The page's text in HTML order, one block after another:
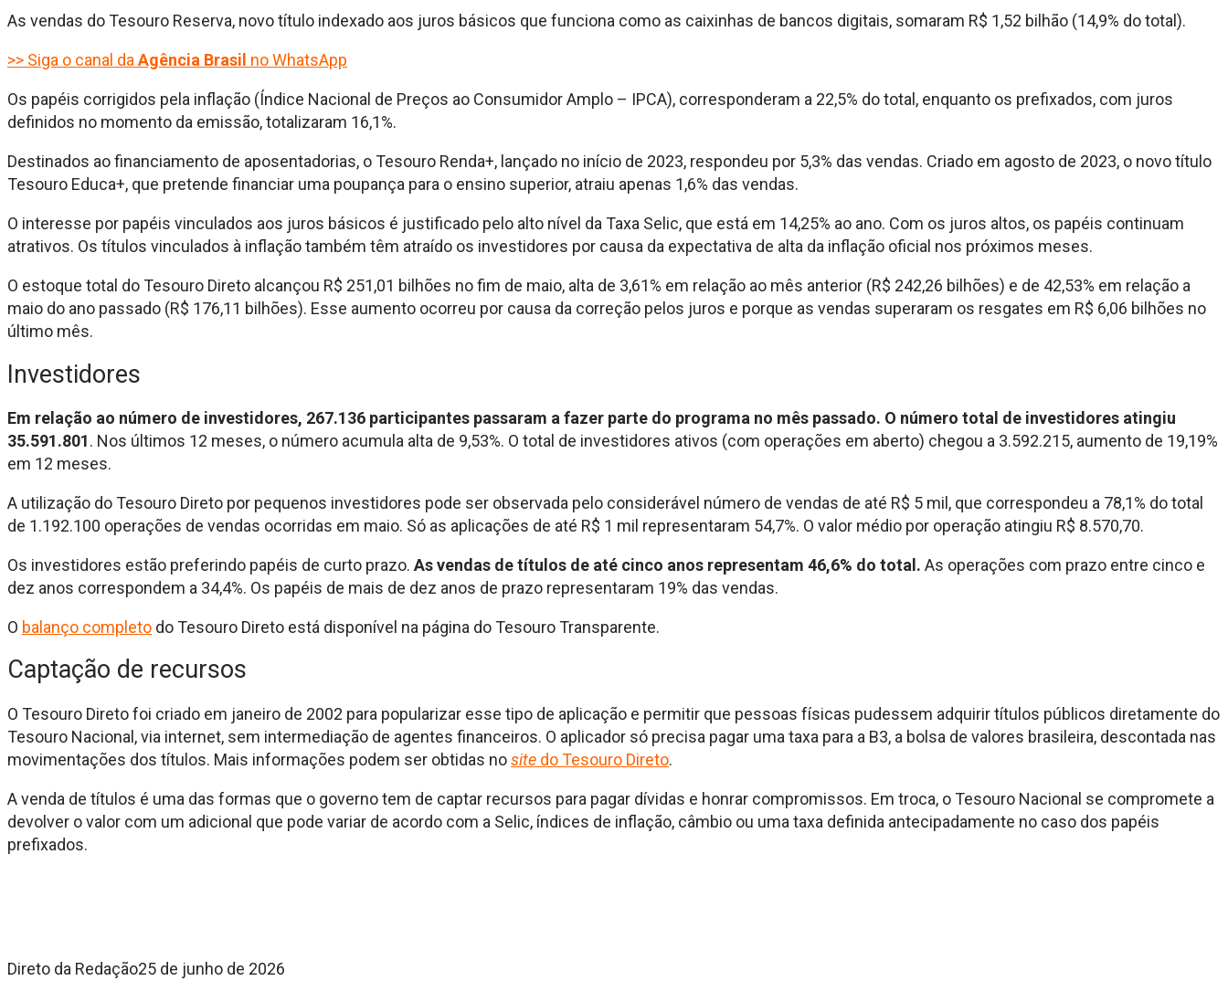
As vendas do Tesouro Reserva, novo título indexado aos juros básicos que funciona como as caixinhas de bancos digitais, somaram R$ 1,52 bilhão (14,9% do total).
>> Siga o canal da Agência Brasil no WhatsApp
Os papéis corrigidos pela inflação (Índice Nacional de Preços ao Consumidor Amplo – IPCA), corresponderam a 22,5% do total, enquanto os prefixados, com juros
definidos no momento da emissão, totalizaram 16,1%.
Destinados ao financiamento de aposentadorias, o Tesouro Renda+, lançado no início de 2023, respondeu por 5,3% das vendas. Criado em agosto de 2023, o novo título
Tesouro Educa+, que pretende financiar uma poupança para o ensino superior, atraiu apenas 1,6% das vendas.
O interesse por papéis vinculados aos juros básicos é justificado pelo alto nível da Taxa Selic, que está em 14,25% ao ano. Com os juros altos, os papéis continuam
atrativos. Os títulos vinculados à inflação também têm atraído os investidores por causa da expectativa de alta da inflação oficial nos próximos meses.
O estoque total do Tesouro Direto alcançou R$ 251,01 bilhões no fim de maio, alta de 3,61% em relação ao mês anterior (R$ 242,26 bilhões) e de 42,53% em relação a
maio do ano passado (R$ 176,11 bilhões). Esse aumento ocorreu por causa da correção pelos juros e porque as vendas superaram os resgates em R$ 6,06 bilhões no
último mês.
Investidores
Em relação ao número de investidores, 267.136 participantes passaram a fazer parte do programa no mês passado. O número total de investidores atingiu
35.591.801. Nos últimos 12 meses, o número acumula alta de 9,53%. O total de investidores ativos (com operações em aberto) chegou a 3.592.215, aumento de 19,19%
em 12 meses.
A utilização do Tesouro Direto por pequenos investidores pode ser observada pelo considerável número de vendas de até R$ 5 mil, que correspondeu a 78,1% do total
de 1.192.100 operações de vendas ocorridas em maio. Só as aplicações de até R$ 1 mil representaram 54,7%. O valor médio por operação atingiu R$ 8.570,70.
Os investidores estão preferindo papéis de curto prazo. As vendas de títulos de até cinco anos representam 46,6% do total. As operações com prazo entre cinco e
dez anos correspondem a 34,4%. Os papéis de mais de dez anos de prazo representaram 19% das vendas.
O balanço completo do Tesouro Direto está disponível na página do Tesouro Transparente.
Captação de recursos
O Tesouro Direto foi criado em janeiro de 2002 para popularizar esse tipo de aplicação e permitir que pessoas físicas pudessem adquirir títulos públicos diretamente do
Tesouro Nacional, via internet, sem intermediação de agentes financeiros. O aplicador só precisa pagar uma taxa para a B3, a bolsa de valores brasileira, descontada nas
movimentações dos títulos. Mais informações podem ser obtidas nosite do Tesouro Direto.
A venda de títulos é uma das formas que o governo tem de captar recursos para pagar dívidas e honrar compromissos. Em troca, o Tesouro Nacional se compromete a
devolver o valor com um adicional que pode variar de acordo com a Selic, índices de inflação, câmbio ou uma taxa definida antecipadamente no caso dos papéis
prefixados.
Direto da Redação25 de junho de 2026